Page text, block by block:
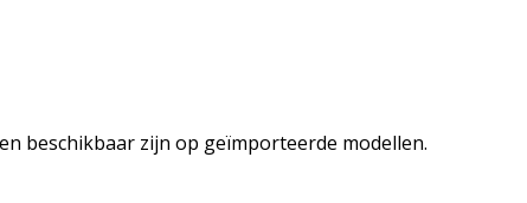
beschikbaar zijn op geïmporteerde modellen.